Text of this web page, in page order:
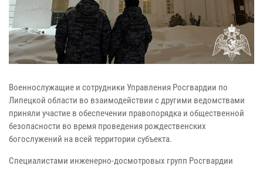
Военнослужащие и сотрудники Управления Росгвардии по
Липецкой области во взаимодействии с другими ведомствами
приняли участие в обеспечении правопорядка и общественной
безопасности во время проведения рождественских
богослужений на всей территории субъекта.
Специалистами инженерно-досмотровых групп Росгвардии